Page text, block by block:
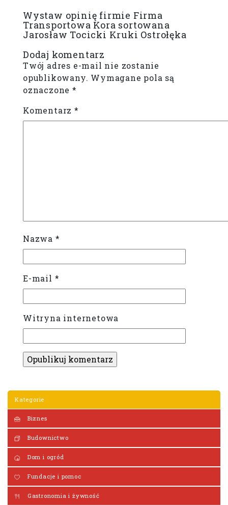
Kategorie
Biznes
Budownictwo
Dom i ogród
Fundacje i pomoc
Gastronomia i żywność
Wystaw opinię firmie Firma
Transportowa Kora sortowana
Jarosław Tocicki Kruki Ostrołęka
Dodaj komentarz
Twój adres e-mail nie zostanie
opublikowany. Wymagane pola są
oznaczone*
Komentarz*
Nazwa *
E-mail *
Witryna internetowa